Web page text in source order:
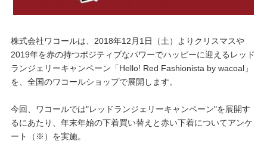
企業情報
SNSアカウント一覧
メールニュース登録
株式会社ワコールは、2018年12月1日（土）よりクリスマスや
2019年を赤の持つポジティブなパワーでハッピーに迎えるレッド
ランジェリーキャンペーン「Hello! Red Fashionista by wacoal」
を、全国のワコールショップで展開します。
今回、ワコールでは"レッドランジェリーキャンペーン"を展開す
るにあたり、年末年始の下着買い替えと赤い下着についてアンケ
ート（※）を実施。